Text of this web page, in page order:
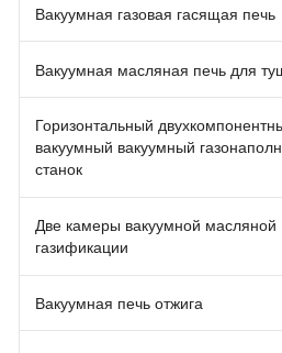
Вакуумная газовая гасящая печь
Вакуумная масляная печь для
Горизонтальный
вакуумный вакуумный
станок
Две камеры вакуумной масляной
газификации
Вакуумная печь отжига